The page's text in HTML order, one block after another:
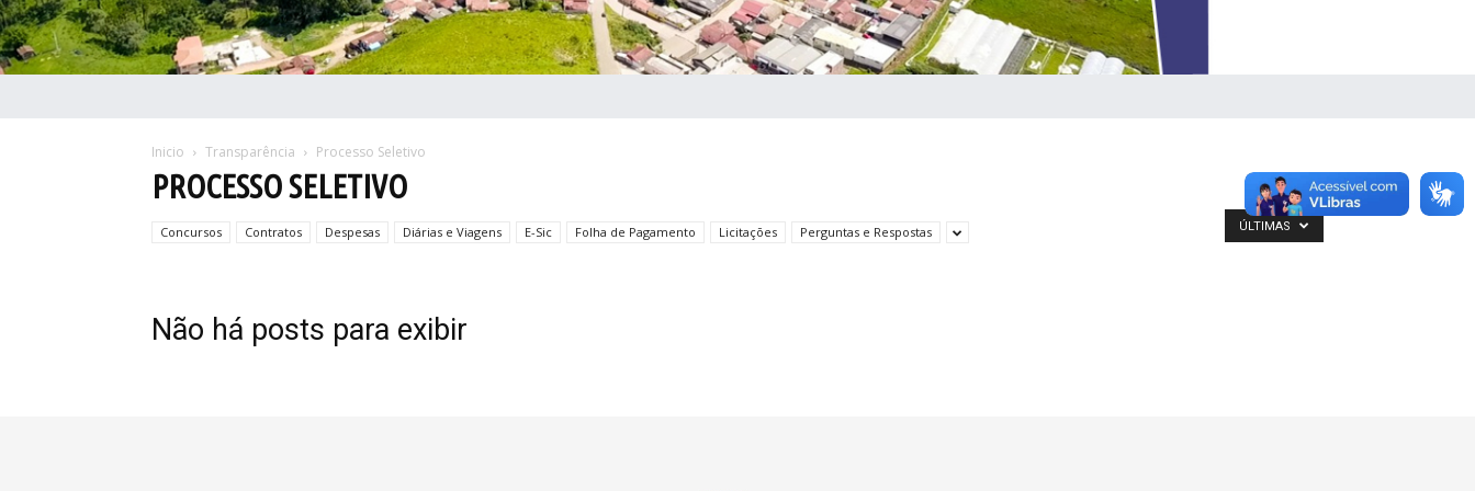
Inicio Transparência Processo Seletivo
PROCESSO SELETIVO
Concursos Contratos Despesas Diárias e Viagens E-Sic Folha de Pagamento Licitações Perguntas e Respostas ÚLTIMAS
Não há posts para exibir